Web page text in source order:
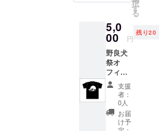
技の祭典を
い。」そん
な小林の言
葉に賛同す
る選手が集
まって、4月
20日 新宿
FACE「野良
犬祭5」のリ
ジュ、
種類よ
りお選
びくだ
さい。
大会当
日に受
付にて
お渡し
いたし
ます。
ご支援
択
す
る
5,0
00 円
残り20
野良犬
祭オ
フィ
シャルT
シャツ
を着
て、エ
キシビ
支援
者：
0人
お届
け予